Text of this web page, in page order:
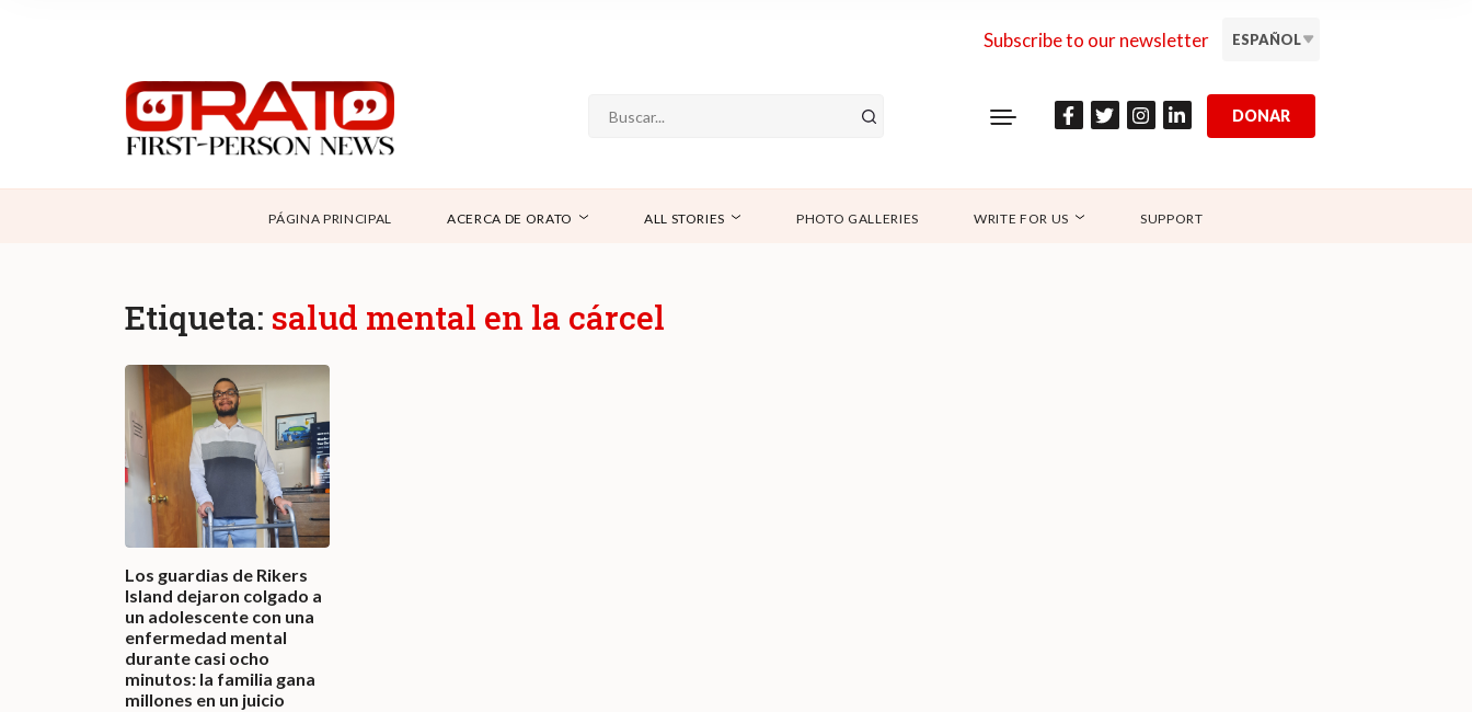
Subscribe to our newsletter ESPAÑOL
SUPPORT
CONTÁCTANOS
DONAR
PÁGINA PRINCIPAL ACERCA DE ORATO ALL STORIES PHOTO GALLERIES WRITE FOR US SUPPORT
Etiqueta: salud mental en la cárcel
Los guardias de Rikers
Island dejaron colgado a
un adolescente con una
enfermedad mental
durante casi ocho
minutos: la familia gana
millones en un juicio